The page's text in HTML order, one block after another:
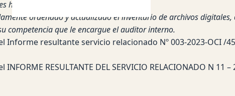
humanas e imagen institucional
ordenado y actualizado el inventario de archivos
competencia que le encargue el auditor interno.
Informe resultante servicio relacionado Nº 003-2023-OCI /
RESULTANTE DEL SERVICIO RELACIONADO N 11